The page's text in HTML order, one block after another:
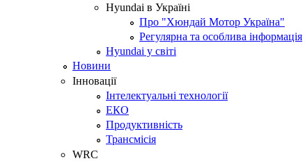
Hyundai в Україні
Про "Хюндай Мотор Україна"
Регулярна та особлива інформація
Hyundai у світі
Новини
Інновації
Інтелектуальні технології
ЕКО
Продуктивність
Трансмісія
WRC